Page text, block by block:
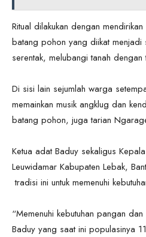
Ritual dilakukan dengan
batang pohon yang diikat menjadi
serentak, melubangi tanah
Di sisi lain sejumlah warga
memainkan musik angklug dan
batang pohon, juga tarian
Ketua adat Baduy sekaligus
Leuwidamar Kabupaten Lebak,
tradisi ini untuk memenuhi
“Memenuhi kebutuhan pangan
Baduy yang saat ini populasinya